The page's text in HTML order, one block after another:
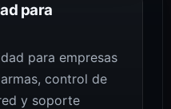
para
para empresas
control de
y soporte